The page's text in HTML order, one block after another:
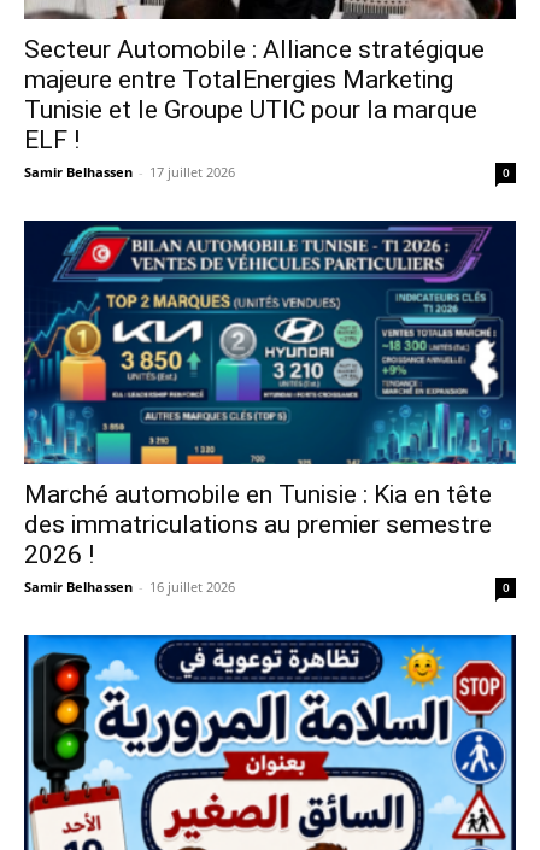
Secteur Automobile : Alliance stratégique
majeure entre TotalEnergies Marketing
Tunisie et le Groupe UTIC pour la marque
ELF !
Samir Belhassen - 17 juillet 2026 0
Marché automobile en Tunisie : Kia en tête
des immatriculations au premier semestre
2026 !
Samir Belhassen - 16 juillet 2026 0